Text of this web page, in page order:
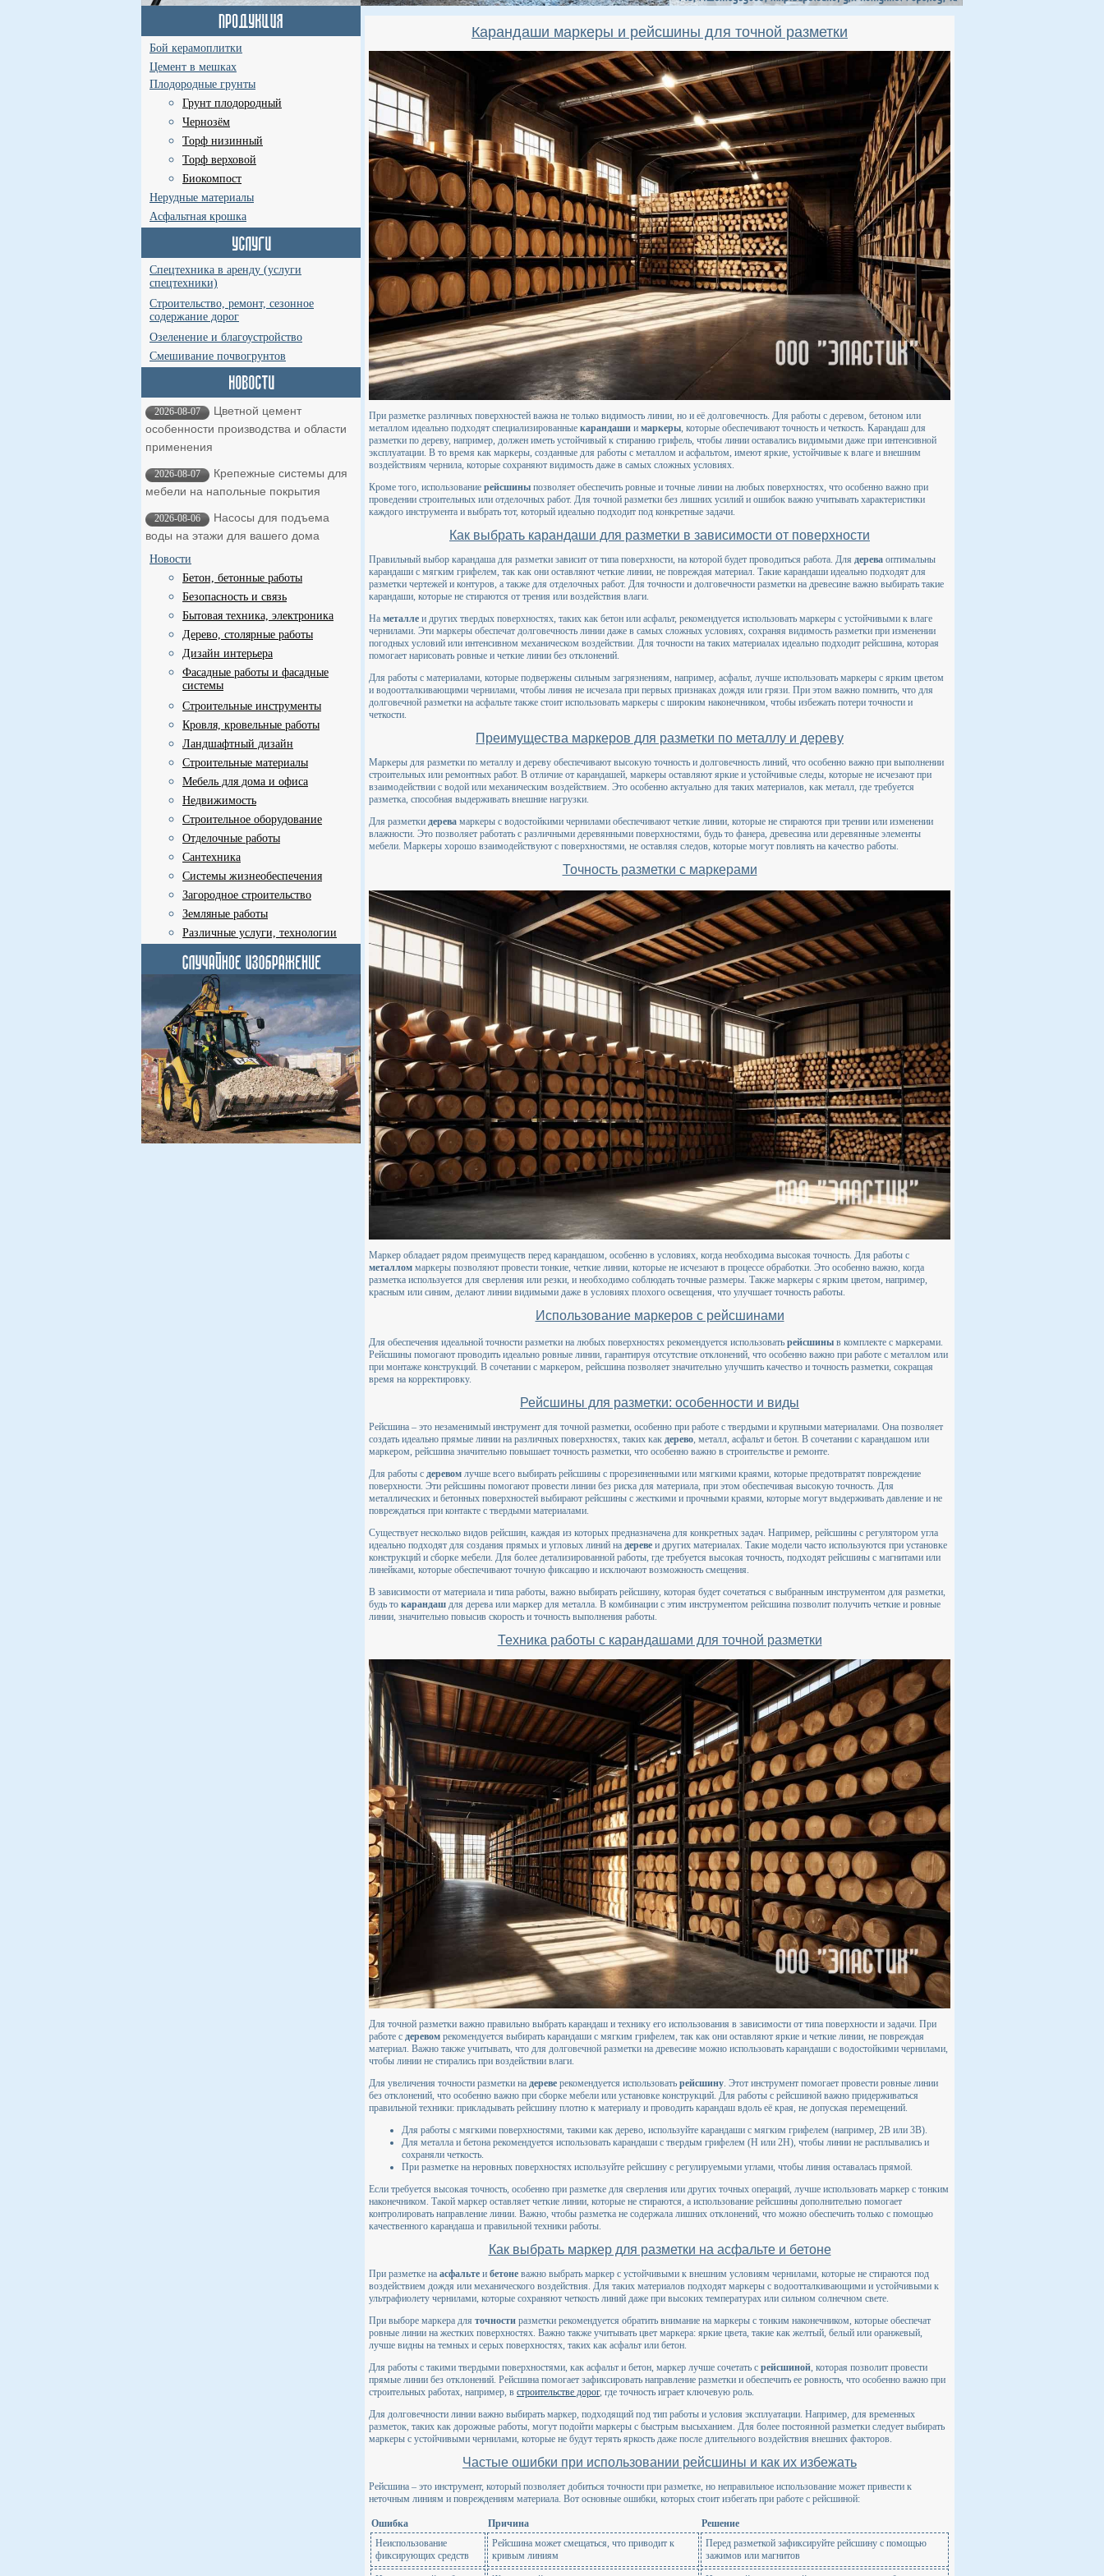
Бой керамоплитки
Цемент в мешках
Плодородные грунты
Грунт плодородный
Чернозём
Торф низинный
Торф верховой
Биокомпост
Нерудные материалы
Асфальтная крошка
Спецтехника в аренду (услуги
спецтехники)
Строительство, ремонт, сезонное
содержание дорог
Озеленение и благоустройство
Смешивание почвогрунтов
2026-08-07
Цветной цемент
особенности производства и области
применения
2026-08-07
Крепежные системы для
мебели на напольные покрытия
2026-08-06
Насосы для подъема
воды на этажи для вашего дома
Новости
Бетон, бетонные работы
Безопасность и связь
Бытовая техника, электроника
Дерево, столярные работы
Дизайн интерьера
Фасадные работы и фасадные
системы
Строительные инструменты
Кровля, кровельные работы
Ландшафтный дизайн
Строительные материалы
Мебель для дома и офиса
Недвижимость
Строительное оборудование
Отделочные работы
Сантехника
Системы жизнеобеспечения
Загородное строительство
Земляные работы
Различные услуги, технологии
Карандаши маркеры и рейсшины для точной разметки
При разметке различных поверхностей важна не только видимость линии, но и её долговечность. Для работы с деревом, бетоном или
металлом идеально подходят специализированные карандаши и маркеры, которые обеспечивают точность и четкость. Карандаш для
разметки по дереву, например, должен иметь устойчивый к стиранию грифель, чтобы линии оставались видимыми даже при интенсивной
эксплуатации. В то время как маркеры, созданные для работы с металлом и асфальтом, имеют яркие, устойчивые к влаге и внешним
воздействиям чернила, которые сохраняют видимость даже в самых сложных условиях.
Кроме того, использование рейсшины позволяет обеспечить ровные и точные линии на любых поверхностях, что особенно важно при
проведении строительных или отделочных работ. Для точной разметки без лишних усилий и ошибок важно учитывать характеристики
каждого инструмента и выбрать тот, который идеально подходит под конкретные задачи.
Как выбрать карандаши для разметки в зависимости от поверхности
Правильный выбор карандаша для разметки зависит от типа поверхности, на которой будет проводиться работа. Для дерева оптимальны
карандаши с мягким грифелем, так как они оставляют четкие линии, не повреждая материал. Такие карандаши идеально подходят для
разметки чертежей и контуров, а также для отделочных работ. Для точности и долговечности разметки на древесине важно выбирать такие
карандаши, которые не стираются от трения или воздействия влаги.
На металле и других твердых поверхностях, таких как бетон или асфальт, рекомендуется использовать маркеры с устойчивыми к влаге
чернилами. Эти маркеры обеспечат долговечность линии даже в самых сложных условиях, сохраняя видимость разметки при изменении
погодных условий или интенсивном механическом воздействии. Для точности на таких материалах идеально подходит рейсшина, которая
помогает нарисовать ровные и четкие линии без отклонений.
Для работы с материалами, которые подвержены сильным загрязнениям, например, асфальт, лучше использовать маркеры с ярким цветом
и водоотталкивающими чернилами, чтобы линия не исчезала при первых признаках дождя или грязи. При этом важно помнить, что для
долговечной разметки на асфальте также стоит использовать маркеры с широким наконечником, чтобы избежать потери точности и
четкости.
Преимущества маркеров для разметки по металлу и дереву
Маркеры для разметки по металлу и дереву обеспечивают высокую точность и долговечность линий, что особенно важно при выполнении
строительных или ремонтных работ. В отличие от карандашей, маркеры оставляют яркие и устойчивые следы, которые не исчезают при
взаимодействии с водой или механическим воздействием. Это особенно актуально для таких материалов, как металл, где требуется
разметка, способная выдерживать внешние нагрузки.
Для разметки дерева маркеры с водостойкими чернилами обеспечивают четкие линии, которые не стираются при трении или изменении
влажности. Это позволяет работать с различными деревянными поверхностями, будь то фанера, древесина или деревянные элементы
мебели. Маркеры хорошо взаимодействуют с поверхностями, не оставляя следов, которые могут повлиять на качество работы.
Точность разметки с маркерами
Маркер обладает рядом преимуществ перед карандашом, особенно в условиях, когда необходима высокая точность. Для работы с
металлом маркеры позволяют провести тонкие, четкие линии, которые не исчезают в процессе обработки. Это особенно важно, когда
разметка используется для сверления или резки, и необходимо соблюдать точные размеры. Также маркеры с ярким цветом, например,
красным или синим, делают линии видимыми даже в условиях плохого освещения, что улучшает точность работы.
Использование маркеров с рейсшинами
Для обеспечения идеальной точности разметки на любых поверхностях рекомендуется использовать рейсшины в комплекте с маркерами.
Рейсшины помогают проводить идеально ровные линии, гарантируя отсутствие отклонений, что особенно важно при работе с металлом или
при монтаже конструкций. В сочетании с маркером, рейсшина позволяет значительно улучшить качество и точность разметки, сокращая
время на корректировку.
Рейсшины для разметки: особенности и виды
Рейсшина – это незаменимый инструмент для точной разметки, особенно при работе с твердыми и крупными материалами. Она позволяет
создать идеально прямые линии на различных поверхностях, таких как дерево, металл, асфальт и бетон. В сочетании с карандашом или
маркером, рейсшина значительно повышает точность разметки, что особенно важно в строительстве и ремонте.
Для работы с деревом лучше всего выбирать рейсшины с прорезиненными или мягкими краями, которые предотвратят повреждение
поверхности. Эти рейсшины помогают провести линии без риска для материала, при этом обеспечивая высокую точность. Для
металлических и бетонных поверхностей выбирают рейсшины с жесткими и прочными краями, которые могут выдерживать давление и не
повреждаться при контакте с твердыми материалами.
Существует несколько видов рейсшин, каждая из которых предназначена для конкретных задач. Например, рейсшины с регулятором угла
идеально подходят для создания прямых и угловых линий на дереве и других материалах. Такие модели часто используются при установке
конструкций и сборке мебели. Для более детализированной работы, где требуется высокая точность, подходят рейсшины с магнитами или
линейками, которые обеспечивают точную фиксацию и исключают возможность смещения.
В зависимости от материала и типа работы, важно выбирать рейсшину, которая будет сочетаться с выбранным инструментом для разметки,
будь то карандаш для дерева или маркер для металла. В комбинации с этим инструментом рейсшина позволит получить четкие и ровные
линии, значительно повысив скорость и точность выполнения работы.
Техника работы с карандашами для точной разметки
Для точной разметки важно правильно выбрать карандаш и технику его использования в зависимости от типа поверхности и задачи. При
работе с деревом рекомендуется выбирать карандаши с мягким грифелем, так как они оставляют яркие и четкие линии, не повреждая
материал. Важно также учитывать, что для долговечной разметки на древесине можно использовать карандаши с водостойкими чернилами,
чтобы линии не стирались при воздействии влаги.
Для увеличения точности разметки на дереве рекомендуется использовать рейсшину . Этот инструмент помогает провести ровные линии
без отклонений, что особенно важно при сборке мебели или установке конструкций. Для работы с рейсшиной важно придерживаться
правильной техники: прикладывать рейсшину плотно к материалу и проводить карандаш вдоль её края, не допуская перемещений.
Для работы с мягкими поверхностями, такими как дерево, используйте карандаши с мягким грифелем (например, 2B или 3B).
Для металла и бетона рекомендуется использовать карандаши с твердым грифелем (H или 2H), чтобы линии не расплывались и
сохраняли четкость.
При разметке на неровных поверхностях используйте рейсшину с регулируемыми углами, чтобы линия оставалась прямой.
Если требуется высокая точность, особенно при разметке для сверления или других точных операций, лучше использовать маркер с тонким
наконечником. Такой маркер оставляет четкие линии, которые не стираются, а использование рейсшины дополнительно помогает
контролировать направление линии. Важно, чтобы разметка не содержала лишних отклонений, что можно обеспечить только с помощью
качественного карандаша и правильной техники работы.
Как выбрать маркер для разметки на асфальте и бетоне
При разметке на асфальте и бетоне важно выбрать маркер с устойчивыми к внешним условиям чернилами, которые не стираются под
воздействием дождя или механического воздействия. Для таких материалов подходят маркеры с водоотталкивающими и устойчивыми к
ультрафиолету чернилами, которые сохраняют четкость линий даже при высоких температурах или сильном солнечном свете.
При выборе маркера для точности разметки рекомендуется обратить внимание на маркеры с тонким наконечником, которые обеспечат
ровные линии на жестких поверхностях. Важно также учитывать цвет маркера: яркие цвета, такие как желтый, белый или оранжевый,
лучше видны на темных и серых поверхностях, таких как асфальт или бетон.
Для работы с такими твердыми поверхностями, как асфальт и бетон, маркер лучше сочетать с рейсшиной, которая позволит провести
прямые линии без отклонений. Рейсшина помогает зафиксировать направление разметки и обеспечить ее ровность, что особенно важно при
строительных работах, например, в строительстве дорог, где точность играет ключевую роль.
Для долговечности линии важно выбирать маркер, подходящий под тип работы и условия эксплуатации. Например, для временных
разметок, таких как дорожные работы, могут подойти маркеры с быстрым высыханием. Для более постоянной разметки следует выбирать
маркеры с устойчивыми чернилами, которые не будут терять яркость даже после длительного воздействия внешних факторов.
Частые ошибки при использовании рейсшины и как их избежать
Рейсшина – это инструмент, который позволяет добиться точности при разметке, но неправильное использование может привести к
неточным линиям и повреждениям материала. Вот основные ошибки, которых стоит избегать при работе с рейсшиной:
Ошибка Причина
Решение
Неиспользование
фиксирующих средств
Рейсшина может смещаться, что приводит к
кривым линиям
Перед разметкой зафиксируйте рейсшину с помощью
зажимов или магнитов